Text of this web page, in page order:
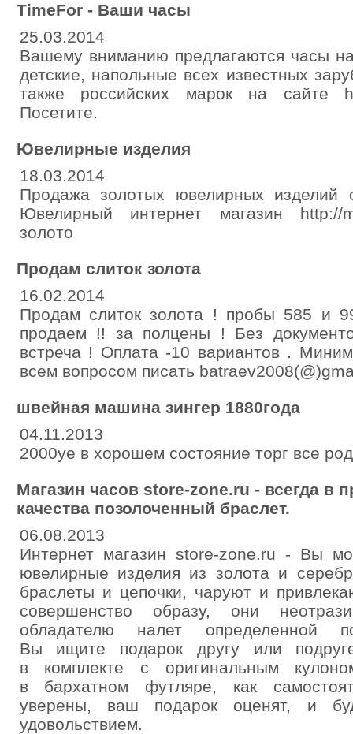
TimeFor - Ваши часы
25.03.2014
Вашему вниманию предлагаются часы
детские, напольные всех известных
также российских марок на сайте
Посетите.
Ювелирные изделия
18.03.2014
Продажа золотых ювелирных изделий
Ювелирный интернет магазин http://
золото
Продам слиток золота
16.02.2014
Продам слиток золота ! пробы 585 и
продаем !! за полцены ! Без
встреча ! Оплата -10 вариантов .
всем вопросом писать
швейная машина зингер 1880года
04.11.2013
2000уе в хорошем состояние торг все
Магазин часов store-zone.ru - всегда в
качества позолоченный браслет.
06.08.2013
Интернет магазин store-zone.ru - Вы
ювелирные изделия из золота и
браслеты и цепочки, чаруют и
совершенство образу, они
обладателю налет определенной
Вы ищите подарок другу или
в комплекте с оригинальным
в бархатном футляре, как
уверены, ваш подарок оценят, и
удовольствием.